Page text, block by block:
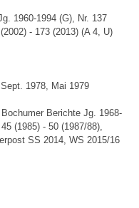
1960-1994 (G), Nr. 137
- 173 (2013) (A 4, U)
1978, Mai 1979
Berichte Jg. 1968-
(1985) - 50 (1987/88),
SS 2014, WS 2015/16